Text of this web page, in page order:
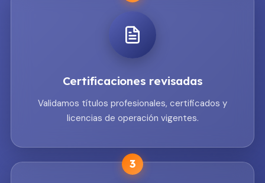
Certificaciones revisadas
Validamos títulos profesionales, certificados y
licencias de operación vigentes.
3